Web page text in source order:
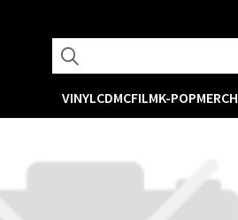
VINYLCDMCFILMK-POPMERCH